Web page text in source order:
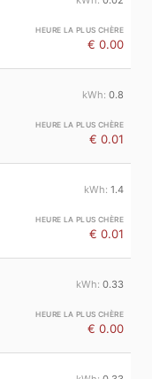
€ 0.00
0.8
€ 0.01
1.4
€ 0.01
0.33
€ 0.00